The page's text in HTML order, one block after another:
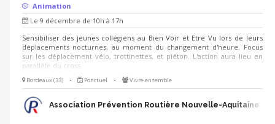
Animation
Le 9 décembre de 10h à 17h
Sensibiliser des jeunes collégiens au Bien Voir et Etre Vu lors de leurs
déplacements nocturnes, au moment du changement d'heure. Focus
sur les déplacement vélo, trottinettes, et piéton. L'action aura lieu en
parallèle du cross.
Bordeaux (33) • Ponctuel • Vivre ensemble
Association Prévention Routière Nouvelle-Aquitaine